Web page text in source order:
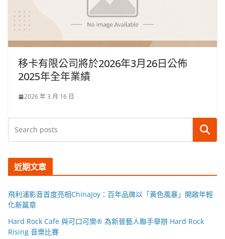
移卡有限公司將於2026年3月26日公佈
2025年全年業績
2026 年 3 月 16 日
搜尋
近期文章
飛利浦影音首度亮相ChinaJoy：百年品牌以「黃色風暴」開啟年輕
化新篇章
Hard Rock Cafe 與可口可樂® 為新晉藝人聯手舉辦 Hard Rock
Rising 音樂比賽